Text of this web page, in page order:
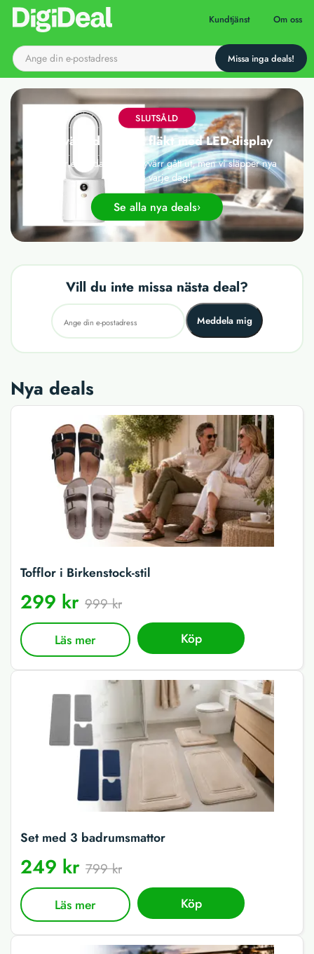
Till startsidan Kundtjänst Om oss
SLUTSÅLD
Sexväxlad bladlös fläkt med LED-display
Det här erbjudandet har tyvärr gått ut, men vi släpper nya
deals varje dag!
Se alla nya deals
Vill du inte missa nästa deal?
Meddela mig
Nya deals
Tofflor i Birkenstock-stil
299 kr 999 kr
Läs mer Köp
Set med 3 badrumsmattor
249 kr 799 kr
Läs mer Köp